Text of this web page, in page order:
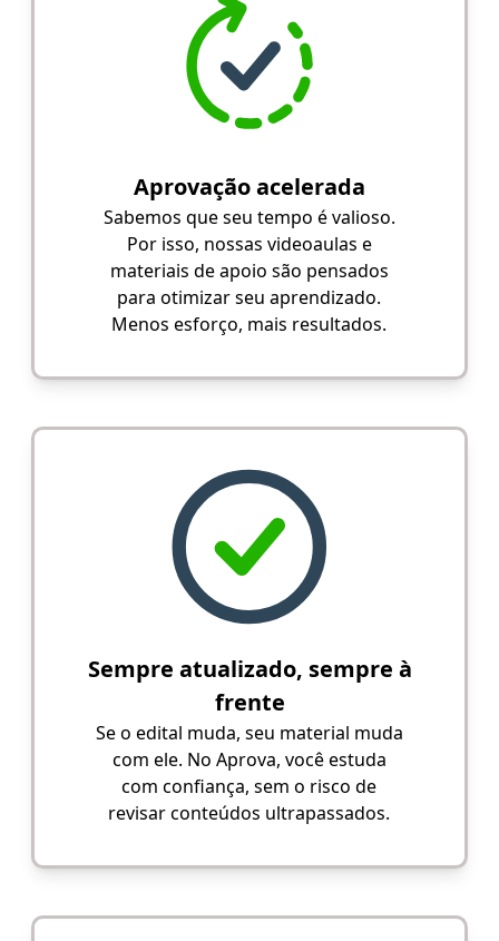
Aprovação acelerada
Sabemos que seu tempo é valioso.
Por isso, nossas videoaulas e
materiais de apoio são pensados
para otimizar seu aprendizado.
Menos esforço, mais resultados.
Sempre atualizado, sempre à
frente
Se o edital muda, seu material muda
com ele. No Aprova, você estuda
com confiança, sem o risco de
revisar conteúdos ultrapassados.